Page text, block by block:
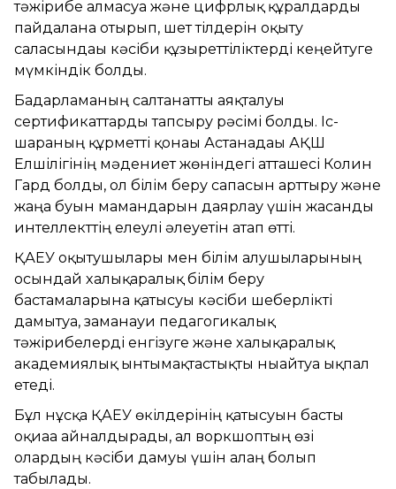
тәжірибе алмасуға және цифрлық құралдарды
пайдалана отырып, шет тілдерін оқыту
саласындағы кәсіби құзыреттіліктерді кеңейтуге
мүмкіндік болды.
Бағдарламаның салтанатты аяқталуы
сертификаттарды тапсыру рәсімі болды. Іс-
шараның құрметті қонағы Астанадағы АҚШ
Елшілігінің мәдениет жөніндегі атташесі Колин
Гард болды, ол білім беру сапасын арттыру және
жаңа буын мамандарын даярлау үшін жасанды
интеллекттің елеулі әлеуетін атап өтті.
ҚАЕУ оқытушылары мен білім алушыларының
осындай халықаралық білім беру
бастамаларына қатысуы кәсіби шеберлікті
дамытуға, заманауи педагогикалық
тәжірибелерді енгізуге және халықаралық
академиялық ынтымақтастықты нығайтуға ықпал
етеді.
Бұл нұсқа ҚАЕУ өкілдерінің қатысуын басты
оқиғаға айналдырады, ал воркшоптың өзі
олардың кәсіби дамуы үшін алаң болып
табылады.